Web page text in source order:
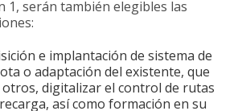
1, serán también elegibles las
e implantación de sistema de
o adaptación del existente, que
digitalizar el control de rutas
así como formación en su